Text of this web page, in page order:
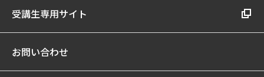
受講生専用サイト
お問い合わせ